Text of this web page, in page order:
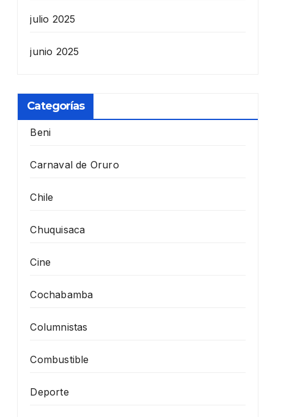
julio 2025
junio 2025
Categorías
Beni
Carnaval de Oruro
Chile
Chuquisaca
Cine
Cochabamba
Columnistas
Combustible
Deporte